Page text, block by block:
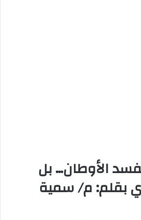
الأوطان… بل
بقلم: م/ سمية